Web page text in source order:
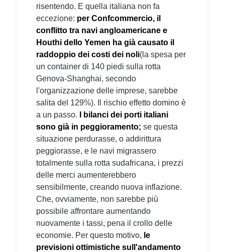
risentendo. E quella italiana non fa
eccezione: per Confcommercio, il
conflitto tra navi angloamericane e
Houthi dello Yemen ha già causato il
raddoppio dei costi dei noli(la spesa per
un container di 140 piedi sulla rotta
Genova-Shanghai, secondo
l'organizzazione delle imprese, sarebbe
salita del 129%). Il rischio effetto domino è
a un passo.
I bilanci dei porti italiani
sono già in peggioramento; se questa
situazione perdurasse, o addirittura
peggiorasse, e le navi migrassero
totalmente sulla rotta sudafricana, i prezzi
delle merci aumenterebbero
sensibilmente, creando nuova inflazione.
Che, ovviamente, non sarebbe più
possibile affrontare aumentando
nuovamente i tassi, pena il crollo delle
economie. Per questo motivo, le
previsioni ottimistiche sull'andamento